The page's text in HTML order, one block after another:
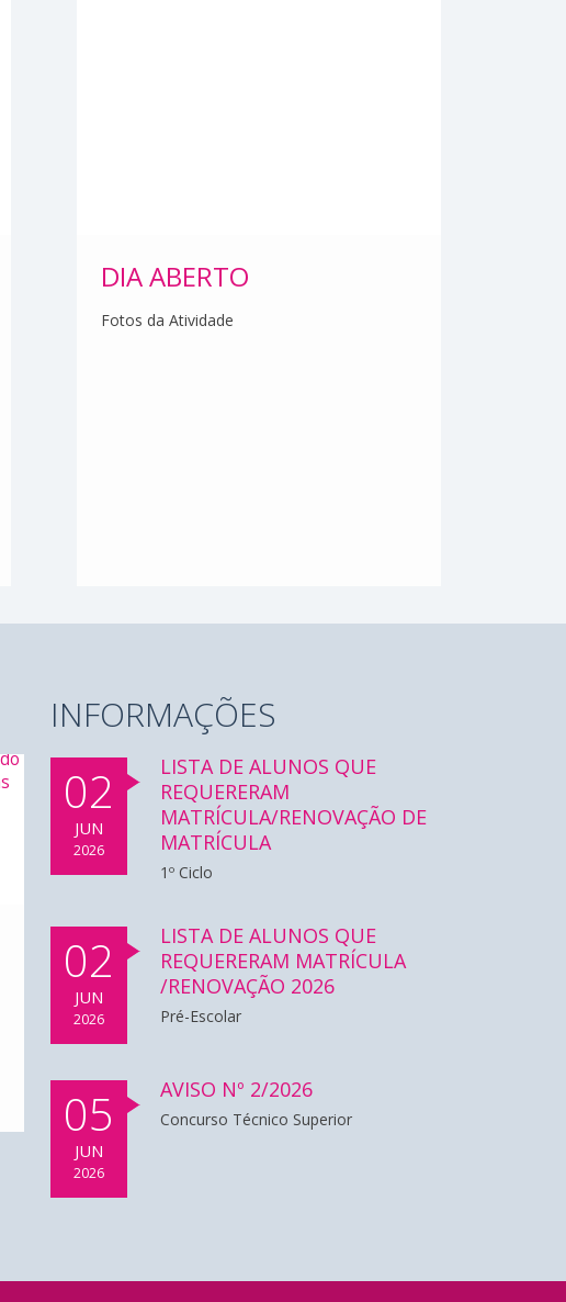
DIA ABERTO
Fotos da Atividade
JOGO DO 24
2025-2026
ALUNOS
INFORMAÇÕES
02
JUN
2026
LISTA DE ALUNOS QUE
REQUERERAM
MATRÍCULA/RENOVAÇÃO DE
MATRÍCULA
1º Ciclo
02
JUN
2026
LISTA DE ALUNOS QUE
REQUERERAM MATRÍCULA
/RENOVAÇÃO 2026
Pré-Escolar
05
JUN
2026
AVISO Nº 2/2026
Concurso Técnico Superior